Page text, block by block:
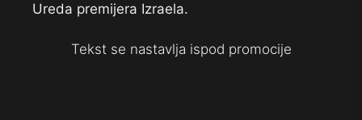
Ureda premijera Izraela.
Tekst se nastavlja ispod promocije